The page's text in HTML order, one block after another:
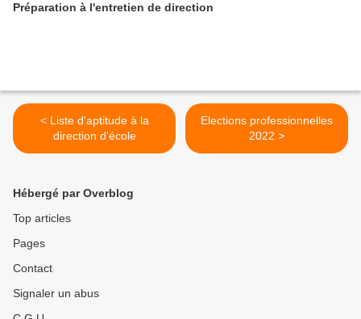
Préparation à l'entretien de direction
< Liste d'aptitude à la
direction d'école
Elections professionnelles
2022 >
Hébergé par Overblog
Top articles
Pages
Contact
Signaler un abus